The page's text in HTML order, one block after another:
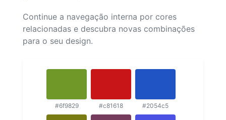
Continue a navegação interna por cores
relacionadas e descubra novas combinações
para o seu design.
#6f9829 #c81618 #2054c5